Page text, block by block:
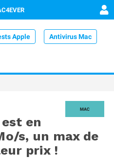
Apple Antivirus Mac
MAC
en
s, un max de
prix !